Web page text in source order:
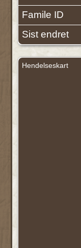
Famile ID
Sist endret
Hendelseskart